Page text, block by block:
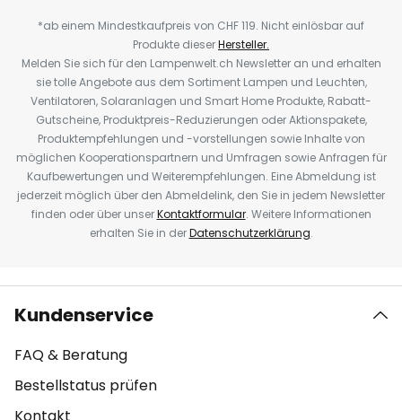
*ab einem Mindestkaufpreis von CHF 119. Nicht einlösbar auf
Produkte dieserHersteller.
Melden Sie sich für den Lampenwelt.ch Newsletter an und erhalten
sie tolle Angebote aus dem Sortiment Lampen und Leuchten,
Ventilatoren, Solaranlagen und Smart Home Produkte, Rabatt-
Gutscheine, Produktpreis-Reduzierungen oder Aktionspakete,
Produktempfehlungen und -vorstellungen sowie Inhalte von
möglichen Kooperationspartnern und Umfragen sowie Anfragen für
Kaufbewertungen und Weiterempfehlungen. Eine Abmeldung ist
jederzeit möglich über den Abmeldelink, den Sie in jedem Newsletter
finden oder über unserKontaktformular. Weitere Informationen
erhalten Sie in derDatenschutzerklärung.
Kundenservice
FAQ & Beratung
Bestellstatus prüfen